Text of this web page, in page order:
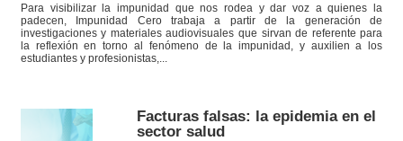
Para visibilizar la impunidad que nos rodea y dar voz a quienes la
padecen, Impunidad Cero trabaja a partir de la generación de
investigaciones y materiales audiovisuales que sirvan de referente para
la reflexión en torno al fenómeno de la impunidad, y auxilien a los
estudiantes y profesionistas,...
Facturas falsas: la epidemia en el
sector salud